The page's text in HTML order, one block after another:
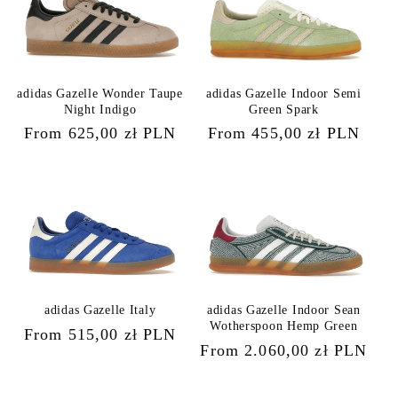
adidas Gazelle Wonder Taupe
Night Indigo
Regular
From 625,00 zł PLN
adidas Gazelle Indoor Semi
Green Spark
Regular
From 455,00 zł PLN
adidas Gazelle Italy
Regular
From 515,00 zł PLN
adidas Gazelle Indoor Sean
Wotherspoon Hemp Green
Regular
From 2.060,00 zł PLN